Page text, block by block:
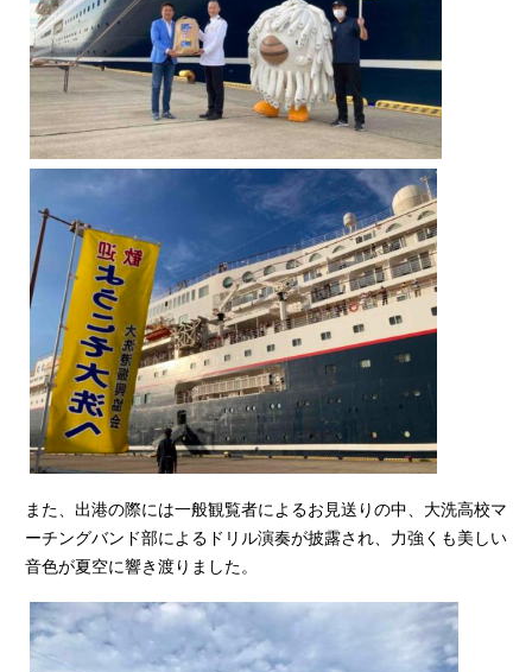
また、出港の際には一般観覧者によるお見送りの中、大洗高校マ
ーチングバンド部によるドリル演奏が披露され、力強くも美しい
音色が夏空に響き渡りました。